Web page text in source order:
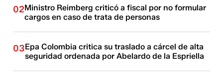
02Ministro Reimberg criticó a fiscal por no formular
cargos en caso de trata de personas
03Epa Colombia critica su traslado a cárcel de alta
seguridad ordenada por Abelardo de la Espriella